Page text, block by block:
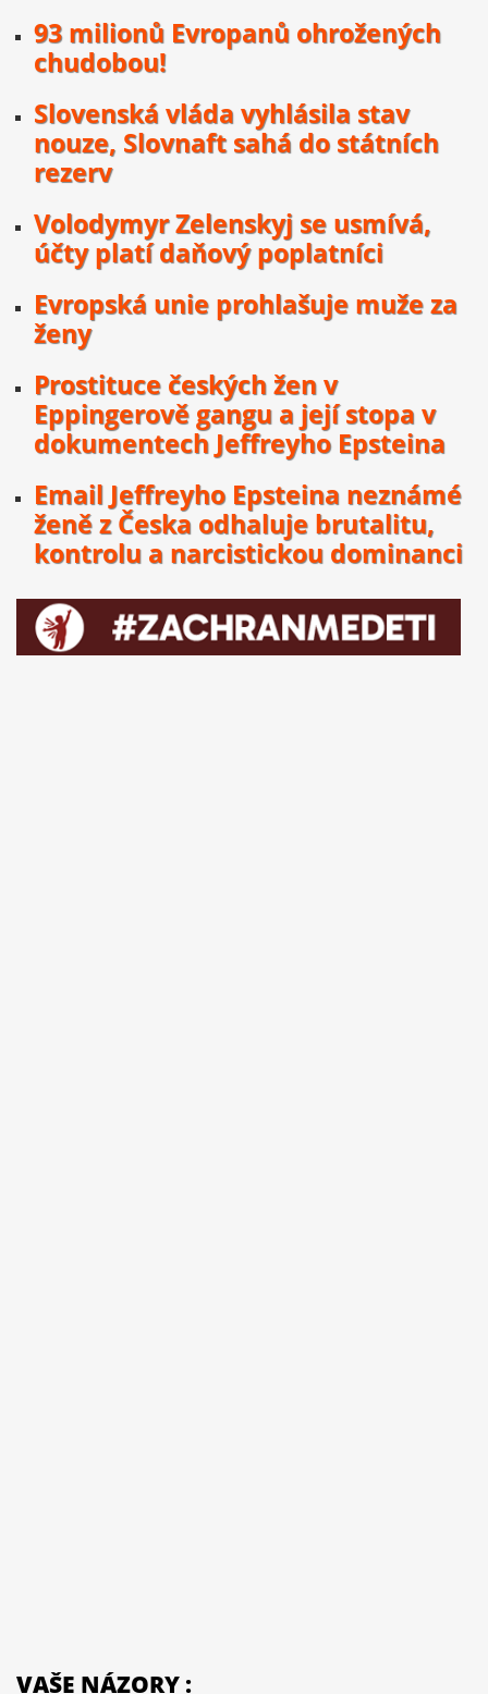
93 milionů Evropanů ohrožených
chudobou!
Slovenská vláda vyhlásila stav
nouze, Slovnaft sahá do státních
rezerv
Volodymyr Zelenskyj se usmívá,
účty platí daňový poplatníci
Evropská unie prohlašuje muže za
ženy
Prostituce českých žen v
Eppingerově gangu a její stopa v
dokumentech Jeffreyho Epsteina
Email Jeffreyho Epsteina neznámé
ženě z Česka odhaluje brutalitu,
kontrolu a narcistickou dominanci
VAŠE NÁZORY :